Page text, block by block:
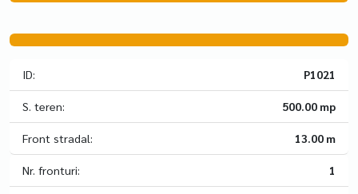
ID: P1021
S. teren: 500.00 mp
Front stradal: 13.00 m
Nr. fronturi: 1